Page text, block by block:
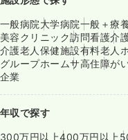
一般病院大学病院一般＋療
美容クリニック訪問看護介
介護老人保健施設有料老人
グループホームサ高住障が
企業
年収で探す
300万円以上400万円以上